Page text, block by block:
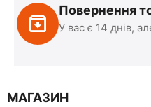
Повернення
У вас є 14 днів,
МАГАЗИН